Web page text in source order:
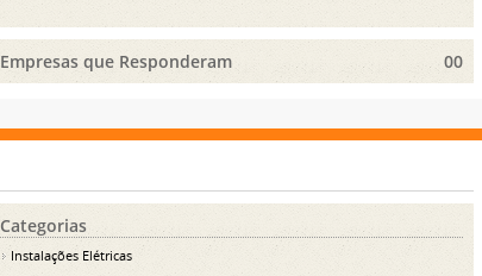
Empresas que Responderam 00
Categorias
Instalações Elétricas